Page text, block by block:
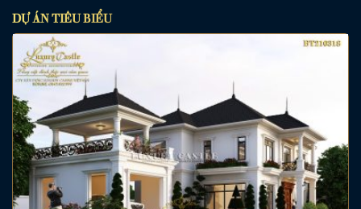
DỰ ÁN TIÊU BIỂU